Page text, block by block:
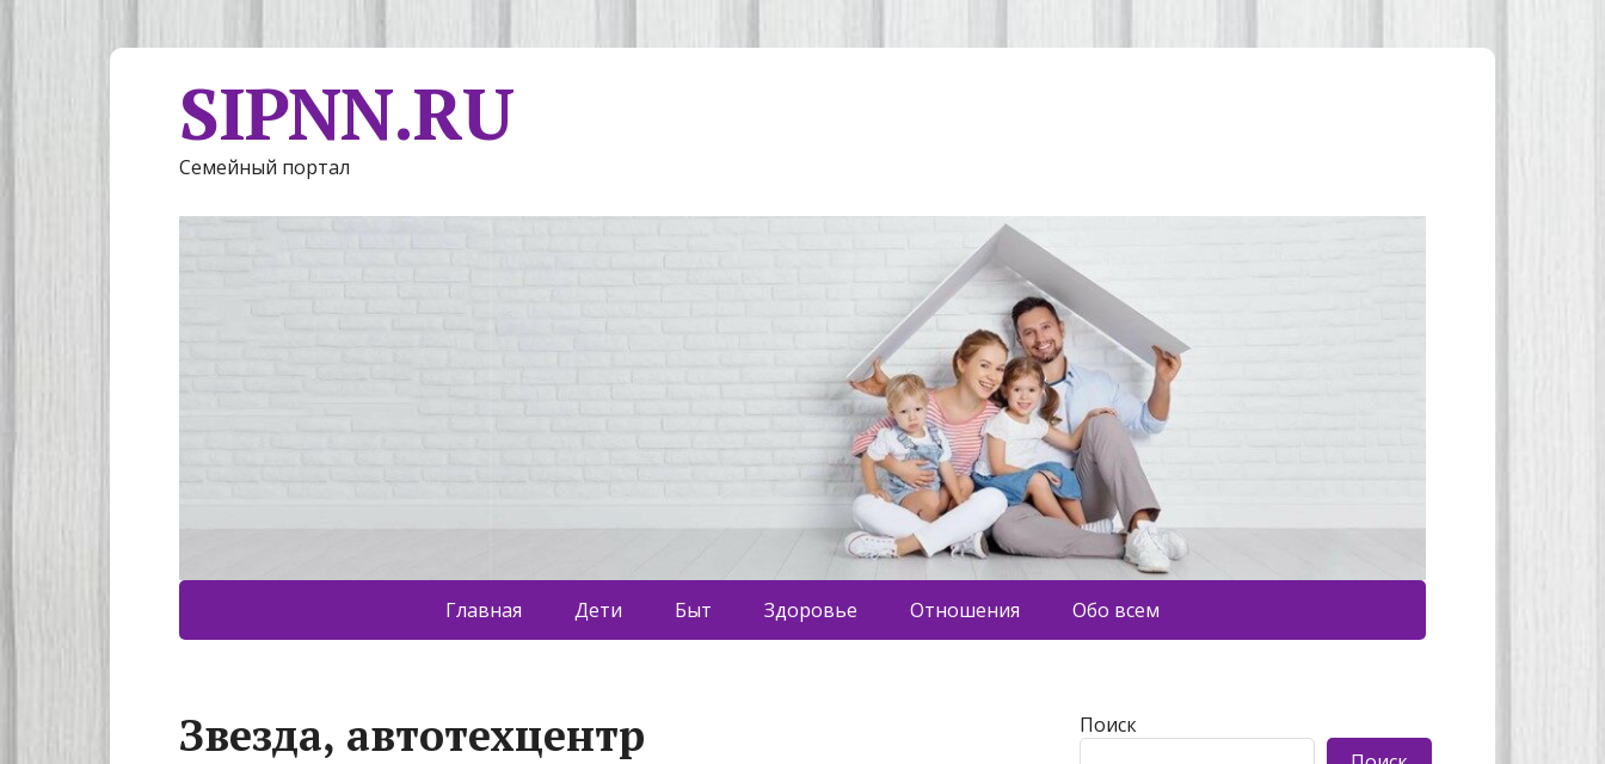
SIPNN.RU
Семейный портал
Главная Дети Быт Здоровье Отношения Обо всем
Звезда, автотехцентр
Поиск